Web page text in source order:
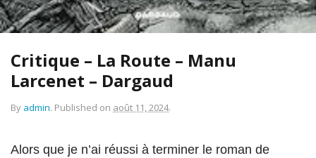
Critique – La Route – Manu
Larcenet – Dargaud
By admin. Published on août 11, 2024.
Alors que je n’ai réussi à terminer le roman de